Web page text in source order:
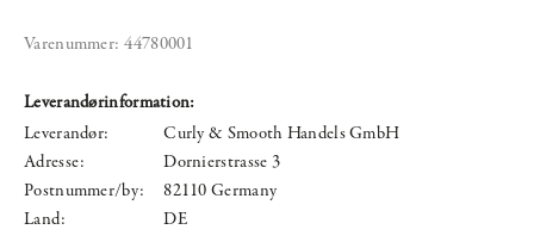
Varenummer: 44780001
Leverandørinformation:
Leverandør:
Curly & Smooth Handels GmbH
Adresse:
Dornierstrasse 3
Postnummer/by:
82110 Germany
Land:
DE